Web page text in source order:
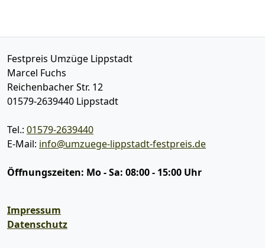
Festpreis Umzüge Lippstadt
Marcel Fuchs
Reichenbacher Str. 12
01579-2639440 Lippstadt
Tel.: 01579-2639440
E-Mail: info@umzuege-lippstadt-festpreis.de
Öffnungszeiten: Mo - Sa: 08:00 - 15:00 Uhr
Impressum
Datenschutz